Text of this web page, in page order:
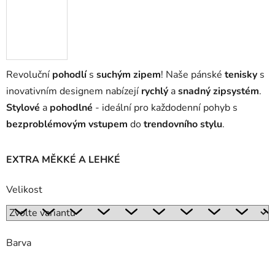
Revoluční pohodlís suchým zipem! Naše pánské tenisky s
inovativním designem nabízejí rychlý asnadný zipsystém.
Stylové a pohodlné - ideální pro každodenní pohyb s
bezproblémovým vstupem dotrendovního stylu.
EXTRA MĚKKÉ A LEHKÉ
Velikost
Barva